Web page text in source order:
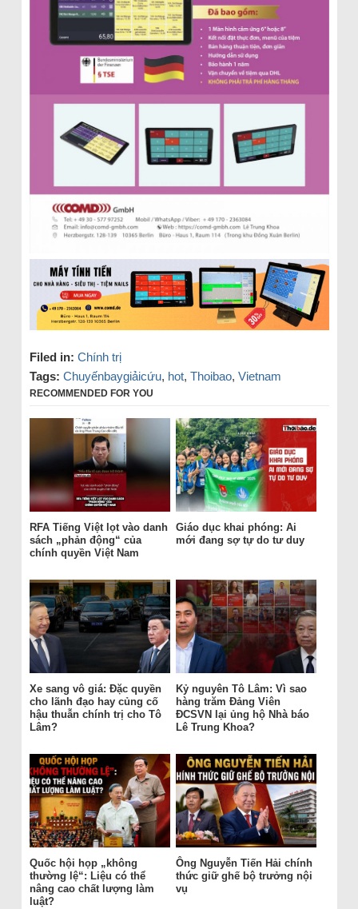
Filed in: Chính trị
Tags: Chuyếnbaygiảicứu, hot, Thoibao, Vietnam
RECOMMENDED FOR YOU
RFA Tiếng Việt lọt vào danh
sách „phản động“ của
chính quyền Việt Nam
Giáo dục khai phóng: Ai
mới đang sợ tự do tư duy
Xe sang vô giá: Đặc quyền
cho lãnh đạo hay củng cố
hậu thuẫn chính trị cho Tô
Lâm?
Kỷ nguyên Tô Lâm: Vì sao
hàng trăm Đảng Viên
ĐCSVN lại ủng hộ Nhà báo
Lê Trung Khoa?
Quốc hội họp „không
thường lệ“: Liệu có thể
nâng cao chất lượng làm
luật?
Ông Nguyễn Tiến Hải chính
thức giữ ghế bộ trưởng nội
vụ